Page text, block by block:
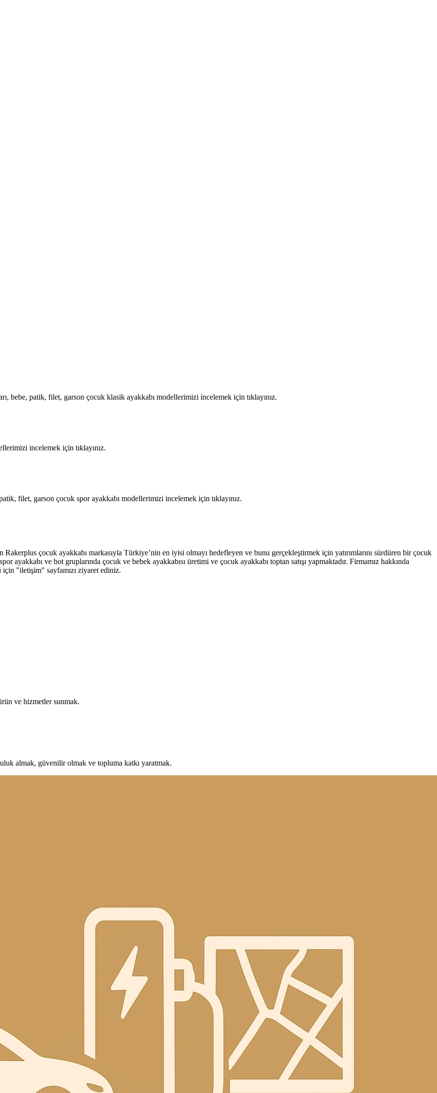
bebe, patik, filet, garson çocuk klasik ayakkabı modellerimizi incelemek için tıklayınız.
incelemek için tıklayınız.
filet, garson çocuk spor ayakkabı modellerimizi incelemek için tıklayınız.
Rakerplus çocuk ayakkabı markasıyla Türkiye’nin en iyisi olmayı hedefleyen ve bunu gerçekleştirmek için yatırımlarını sürdüren bir çocuk
ayakkabı ve bot gruplarında çocuk ve bebek ayakkabısı üretimi ve çocuk ayakkabı toptan satışı yapmaktadır. Firmamız hakkında
için "iletişim" sayfamızı ziyaret ediniz.
ve hizmetler sunmak.
almak, güvenilir olmak ve topluma katkı yaratmak.